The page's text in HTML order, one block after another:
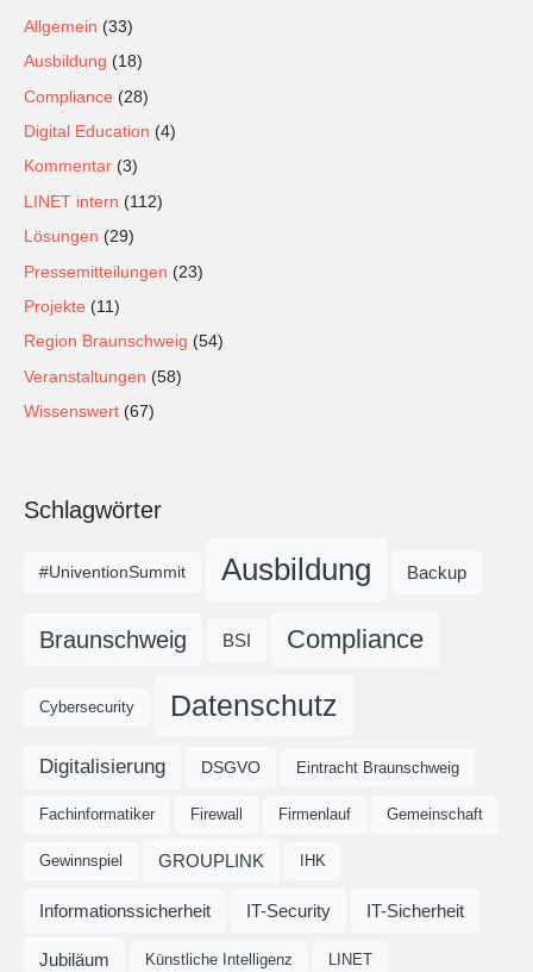
Allgemein (33)
Ausbildung (18)
Compliance (28)
Digital Education (4)
Kommentar (3)
LINET intern (112)
Lösungen (29)
Pressemitteilungen (23)
Projekte (11)
Region Braunschweig (54)
Veranstaltungen (58)
Wissenswert (67)
Schlagwörter
#UniventionSummit Ausbildung Backup
Braunschweig BSI Compliance
Cybersecurity Datenschutz
Digitalisierung DSGVO Eintracht Braunschweig
Fachinformatiker Firewall Firmenlauf Gemeinschaft
Gewinnspiel GROUPLINK IHK
Informationssicherheit IT-Security IT-Sicherheit
Jubiläum Künstliche Intelligenz LINET